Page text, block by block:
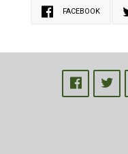
FACEBOOK